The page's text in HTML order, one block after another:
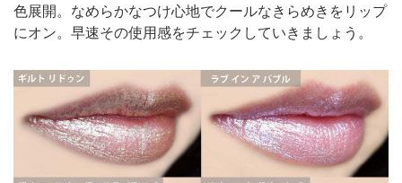
色展開。なめらかなつけ心地でクールなきらめきをリップ
にオン。早速その使用感をチェックしていきましょう。